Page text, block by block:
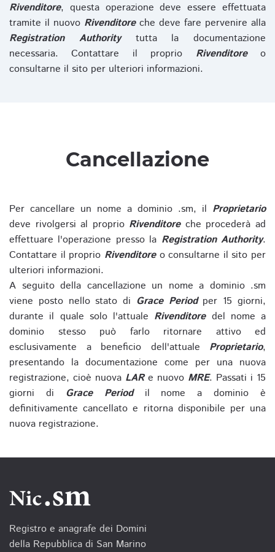
Rivenditore, questa operazione deve essere effettuata
tramite il nuovo Rivenditoreche deve fare pervenire alla
Registration Authoritytutta la documentazione
necessaria. Contattare il proprio Rivenditoreo
consultarne il sito per ulteriori informazioni.
Cancellazione
Per cancellare un nome a dominio .sm, il Proprietario
deve rivolgersi al proprio Rivenditoreche procederà ad
effettuare l'operazione presso la Registration Authority.
Contattare il proprio Rivenditoreo consultarne il sito per
ulteriori informazioni.
A seguito della cancellazione un nome a dominio .sm
viene posto nello stato di Grace Periodper 15 giorni,
durante il quale solo l'attuale Rivenditoredel nome a
dominio stesso può farlo ritornare attivo ed
esclusivamente a beneficio dell'attuale Proprietario,
presentando la documentazione come per una nuova
registrazione, cioè nuova LARe nuovo MRE. Passati i 15
giorni di Grace Periodil nome a dominio è
definitivamente cancellato e ritorna disponibile per una
nuova registrazione.
Registro e anagrafe dei Domini
della Repubblica di San Marino